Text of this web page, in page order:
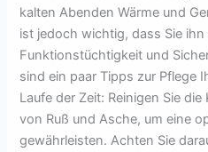
kalten Abenden Wärme und
ist jedoch wichtig, dass Sie
Funktionstüchtigkeit und
sind ein paar Tipps zur Pflege
Laufe der Zeit: Reinigen Sie
von Ruß und Asche, um eine
gewährleisten. Achten Sie